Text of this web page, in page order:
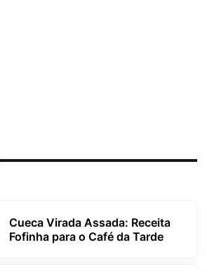
Cueca Virada Assada: Receita
Fofinha para o Café da Tarde